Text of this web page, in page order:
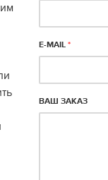
E-MAIL *
ВАШ ЗАКАЗ